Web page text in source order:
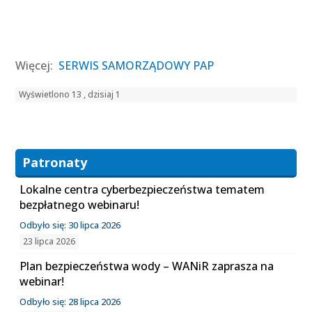
Więcej: SERWIS SAMORZĄDOWY PAP
Wyświetlono 13 , dzisiaj 1
Patronaty
Lokalne centra cyberbezpieczeństwa tematem
bezpłatnego webinaru!
Odbyło się: 30 lipca 2026
23 lipca 2026
Plan bezpieczeństwa wody – WANiR zaprasza na
webinar!
Odbyło się: 28 lipca 2026